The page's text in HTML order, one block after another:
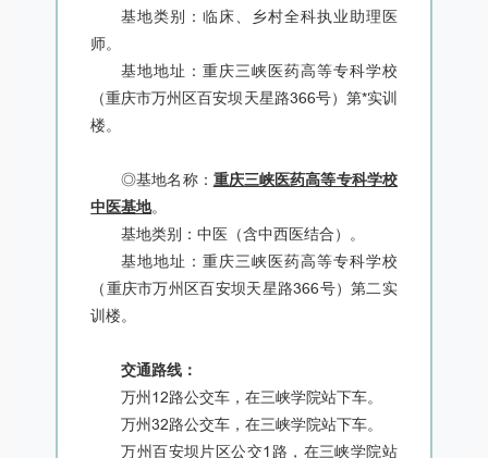
基地类别：临床、乡村全科执业助理医
师。
基地地址：重庆三峡医药高等专科学校
（重庆市万州区百安坝天星路366号）第*实训
楼。
◎基地名称： 重庆三峡医药高等专科学校
中医基地。
基地类别：中医（含中西医结合）。
基地地址：重庆三峡医药高等专科学校
（重庆市万州区百安坝天星路366号）第二实
训楼。
交通路线：
万州12路公交车，在三峡学院站下车。
万州32路公交车，在三峡学院站下车。
万州百安坝片区公交1路，在三峡学院站